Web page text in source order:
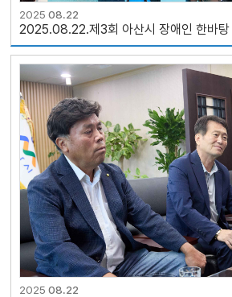
202508.22
2025.08.22.제3회 아산시 장애인 한바탕
202508.22